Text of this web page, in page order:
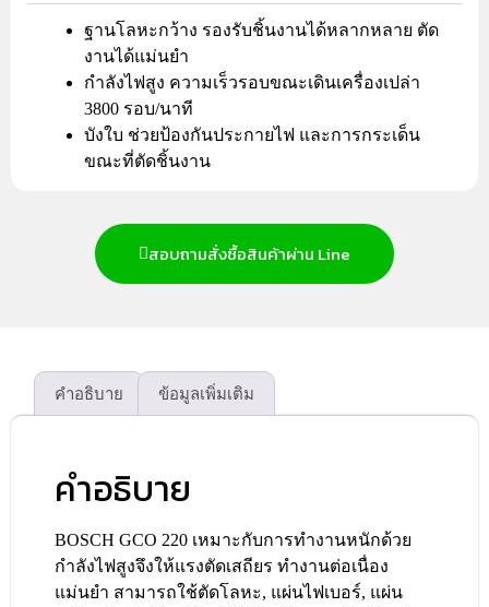
ฐานโลหะกว้าง รองรับชิ้นงานได้หลากหลาย ตัด
งานได้แม่นยำ
กำลังไฟสูง ความเร็วรอบขณะเดินเครื่องเปล่า
3800 รอบ/นาที
บังใบ ช่วยป้องกันประกายไฟ และการกระเด็น
ขณะที่ตัดชิ้นงาน
สอบถามสั่งซื้อสินค้าผ่าน Line
คำอธิบาย ข้อมูลเพิ่มเติม
คำอธิบาย
BOSCH GCO 220 เหมาะกับการทำงานหนักด้วย
กำลังไฟสูงจึงให้แรงตัดเสถียร ทำงานต่อเนื่อง
แม่นยำ สามารถใช้ตัดโลหะ, แผ่นไฟเบอร์, แผ่น